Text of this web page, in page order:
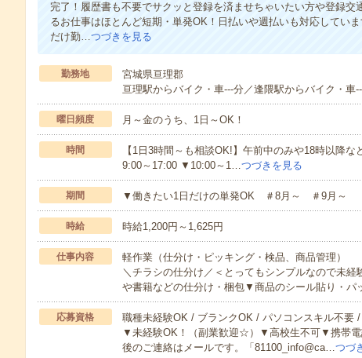
完了！履歴書も不要でサクッと登録を済ませちゃいたい方や登録交
るお仕事はほとんど短期・単発OK！日払いや週払いも対応してい
だけ勤…つづきを見る
勤務地
宮城県亘理郡
亘理駅からバイク・車---分／逢隈駅からバイク・車
曜日頻度 月～金のうち、1日～OK！
時間
【1日3時間～も相談OK!】午前中のみや18時以降
9:00～17:00 ▼10:00～1…つづきを見る
期間 ▼働きたい1日だけの単発OK ＃8月～ ＃9月～
時給 時給1,200円～1,625円
仕事内容
軽作業（仕分け・ピッキング・検品、商品管理）
＼チラシの仕分け／＜とってもシンプルなので未
や書籍などの仕分け・梱包▼商品のシール貼り・パ
応募資格
職種未経験OK / ブランクOK / パソコンスキル不要
▼未経験OK！（副業歓迎☆）▼高校生不可▼携帯
後のご連絡はメールです。「81100_info@ca…つづ